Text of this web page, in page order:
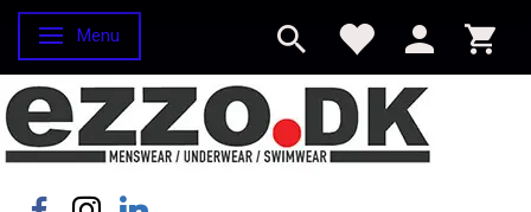
Skifte navigation
Menu